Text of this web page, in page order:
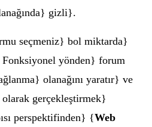
gizli}.
seçmeniz} bol miktarda}
yönden} forum
olanağını yaratır} ve
olarak gerçekleştirmek}
perspektifinden} {Web